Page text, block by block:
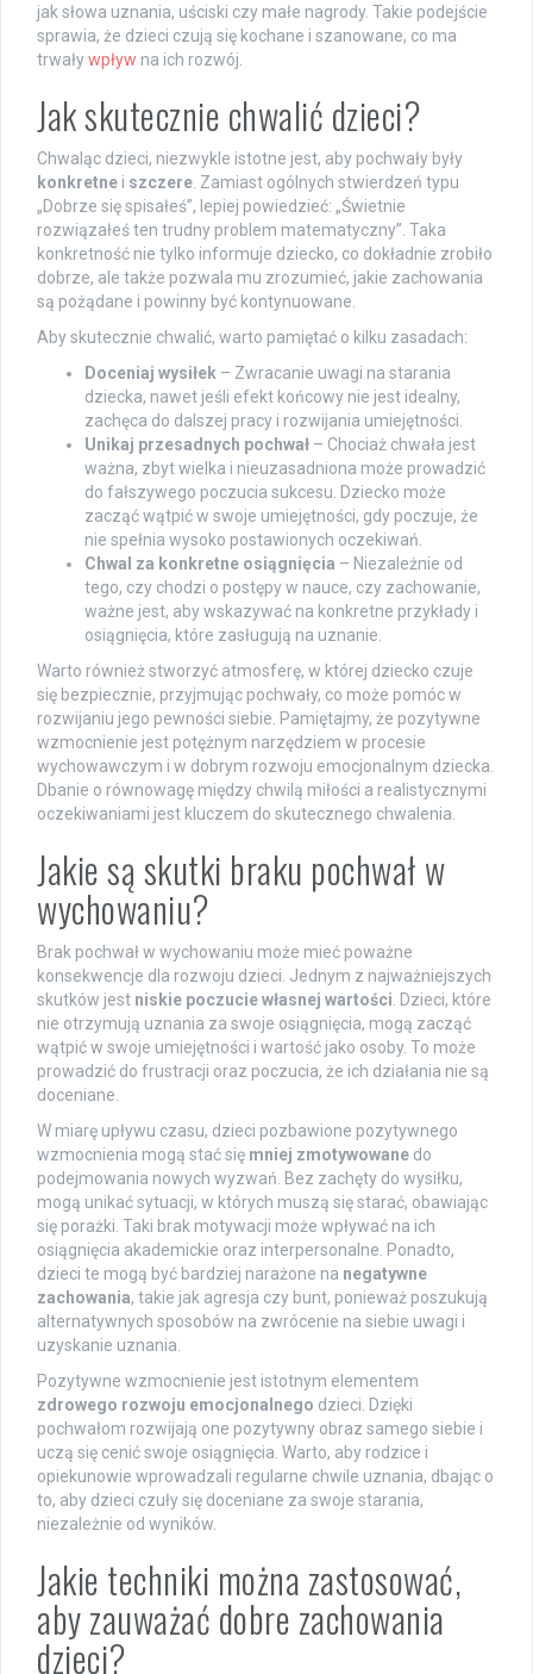
jak słowa uznania, uściski czy małe nagrody. Takie podejście
sprawia, że dzieci czują się kochane i szanowane, co ma
trwaływpływ na ich rozwój.
Jak skutecznie chwalić dzieci?
Chwaląc dzieci, niezwykle istotne jest, aby pochwały były
konkretne i szczere . Zamiast ogólnych stwierdzeń typu
„Dobrze się spisałeś”, lepiej powiedzieć: „Świetnie
rozwiązałeś ten trudny problem matematyczny”. Taka
konkretność nie tylko informuje dziecko, co dokładnie zrobiło
dobrze, ale także pozwala mu zrozumieć, jakie zachowania
są pożądane i powinny być kontynuowane.
Aby skutecznie chwalić, warto pamiętać o kilku zasadach:
Doceniaj wysiłek – Zwracanie uwagi na starania
dziecka, nawet jeśli efekt końcowy nie jest idealny,
zachęca do dalszej pracy i rozwijania umiejętności.
Unikaj przesadnych pochwał – Chociaż chwała jest
ważna, zbyt wielka i nieuzasadniona może prowadzić
do fałszywego poczucia sukcesu. Dziecko może
zacząć wątpić w swoje umiejętności, gdy poczuje, że
nie spełnia wysoko postawionych oczekiwań.
Chwal za konkretne osiągnięcia – Niezależnie od
tego, czy chodzi o postępy w nauce, czy zachowanie,
ważne jest, aby wskazywać na konkretne przykłady i
osiągnięcia, które zasługują na uznanie.
Warto również stworzyć atmosferę, w której dziecko czuje
się bezpiecznie, przyjmując pochwały, co może pomóc w
rozwijaniu jego pewności siebie. Pamiętajmy, że pozytywne
wzmocnienie jest potężnym narzędziem w procesie
wychowawczym i w dobrym rozwoju emocjonalnym dziecka.
Dbanie o równowagę między chwilą miłości a realistycznymi
oczekiwaniami jest kluczem do skutecznego chwalenia.
Jakie są skutki braku pochwał w
wychowaniu?
Brak pochwał w wychowaniu może mieć poważne
konsekwencje dla rozwoju dzieci. Jednym z najważniejszych
skutków jest niskie poczucie własnej wartości . Dzieci, które
nie otrzymują uznania za swoje osiągnięcia, mogą zacząć
wątpić w swoje umiejętności i wartość jako osoby. To może
prowadzić do frustracji oraz poczucia, że ich działania nie są
doceniane.
W miarę upływu czasu, dzieci pozbawione pozytywnego
wzmocnienia mogą stać się mniej zmotywowane do
podejmowania nowych wyzwań. Bez zachęty do wysiłku,
mogą unikać sytuacji, w których muszą się starać, obawiając
się porażki. Taki brak motywacji może wpływać na ich
osiągnięcia akademickie oraz interpersonalne. Ponadto,
dzieci te mogą być bardziej narażone na negatywne
zachowania, takie jak agresja czy bunt, ponieważ poszukują
alternatywnych sposobów na zwrócenie na siebie uwagi i
uzyskanie uznania.
Pozytywne wzmocnienie jest istotnym elementem
zdrowego rozwoju emocjonalnego dzieci. Dzięki
pochwałom rozwijają one pozytywny obraz samego siebie i
uczą się cenić swoje osiągnięcia. Warto, aby rodzice i
opiekunowie wprowadzali regularne chwile uznania, dbając o
to, aby dzieci czuły się doceniane za swoje starania,
niezależnie od wyników.
Jakie techniki można zastosować,
aby zauważać dobre zachowania
dzieci?